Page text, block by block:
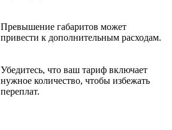
Превышение габаритов может
привести к дополнительным расходам.
Убедитесь, что ваш тариф включает
нужное количество, чтобы избежать
переплат.